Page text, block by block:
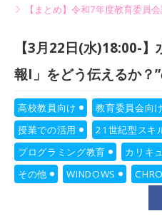
【まとめ】令和7年度教育委員
【3月22日(水)18:00-
報I」をどう伝えるか？
高校教員向け 教育委員会向け
授業での活用
21世紀型スキ
プログラミング教育
カリキ
その他
WINDOWS